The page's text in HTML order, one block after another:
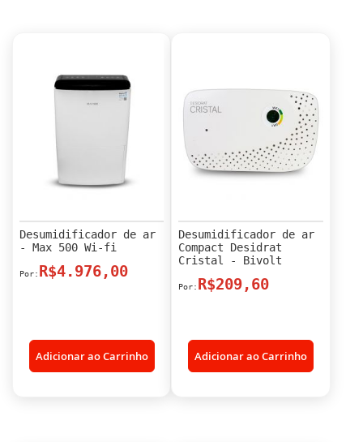
Desumidificador de ar
- Max 500 Wi-fi
R$4.976,00
Adicionar ao Carrinho
Desumidificador de ar
Compact Desidrat
Cristal - Bivolt
R$209,60
Adicionar ao Carrinho